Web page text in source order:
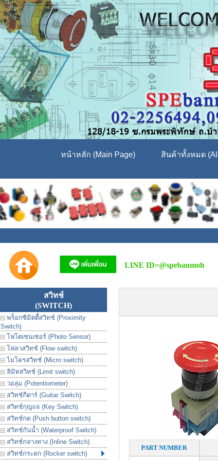
หน้าหลัก (Main Page) สินค้าทั้งหมด
LINE ID=@spebanmoh
สวิทช์
(SWITCH)
พร็อกซิมิตตี้สวิทช์ (Proximity
Switch)
โฟโตเซนเซอร์ (Photo Sensor)
โฟลวสวิทช์ (Flow switch)
ไมโครสวิทช์ (Micro switch)
ลิมิทสวิทช์ (Limit switch)
วอลุ่ม (Potentiometer)
สวิทช์กีตาร์ (Guitar Switch)
สวิทช์กุญแจ (Key Switch)
สวิทช์กด (Push button switch)
สวิทช์กันน้ำ (Waterproof Switch)
สวิทช์กลางทาง (Inline Switch)
สวิทช์กระดก (Rocker switch)
PART NUMBER